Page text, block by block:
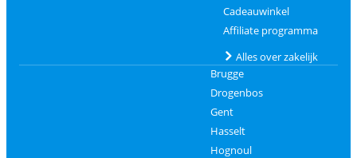
Cadeauwinkel
Affiliate programma
Alles over zakelijk
Brugge
Drogenbos
Gent
Hasselt
Hognoul